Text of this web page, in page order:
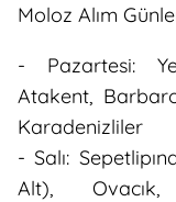
Moloz Alım
- Pazartesi:
Atakent,
Karadenizliler
- Salı:
Alt),